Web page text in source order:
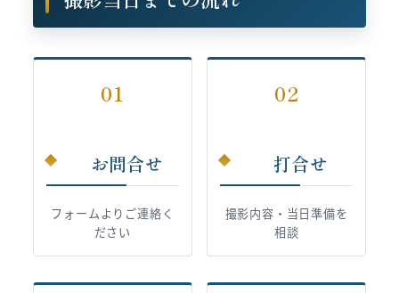
01
お問合せ
フォームよりご連絡く
ださい
02
打合せ
撮影内容・当日準備を
相談